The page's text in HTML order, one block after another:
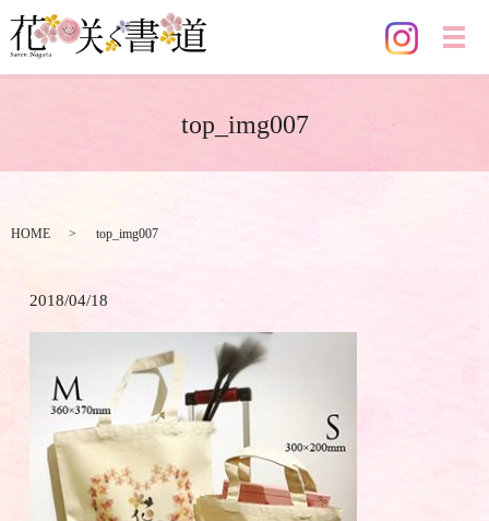
メ
top_img007
HOME top_img007
2018/04/18